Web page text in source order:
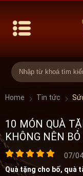
Home Tin tức
10 MÓN QUÀ
KHÔNG NÊN BỎ
07/
Quà tặng cho bố, quà